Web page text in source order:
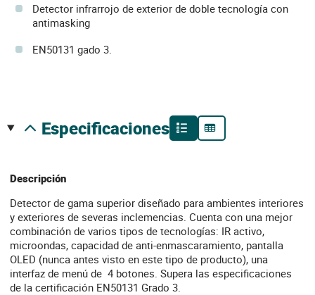
Detector infrarrojo de exterior de doble tecnología con
antimasking
EN50131 gado 3.
especificaciones
Descripción
Detector de gama superior diseñado para ambientes interiores
y exteriores de severas inclemencias. Cuenta con una mejor
combinación de varios tipos de tecnologías: IR activo,
microondas, capacidad de anti-enmascaramiento, pantalla
OLED (nunca antes visto en este tipo de producto), una
interfaz de menú de 4 botones. Supera las especificaciones
de la certificación EN50131 Grado 3.